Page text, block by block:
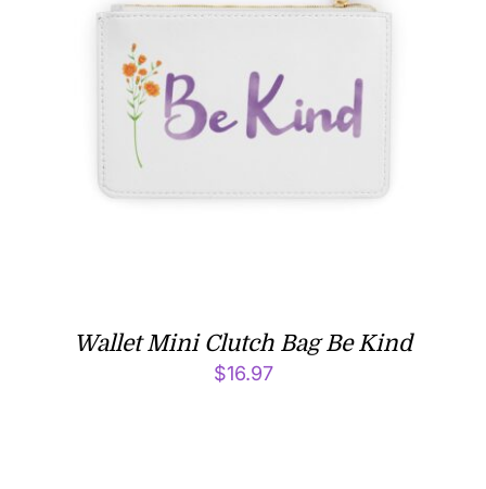
Wallet Mini Clutch Bag Be Kind
$16.97